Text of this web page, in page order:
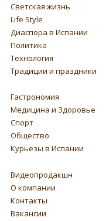
Светская жизнь
Life Style
Диаспора в Испании
Политика
Технология
Традиции и праздники
Гастрономия
Медицина и Здоровье
Спорт
Общество
Курьезы в Испании
Видеопродакшн
О компании
Контакты
Вакансии